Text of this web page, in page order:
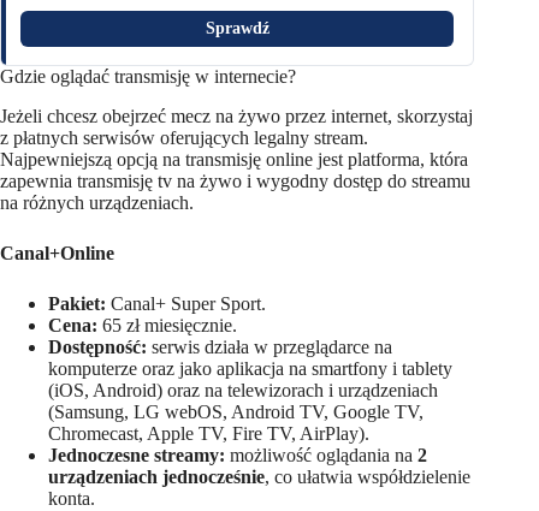
Sprawdź
Gdzie oglądać transmisję w internecie?
Jeżeli chcesz obejrzeć mecz na żywo przez internet, skorzystaj
z płatnych serwisów oferujących legalny stream.
Najpewniejszą opcją na transmisję online jest platforma, która
zapewnia transmisję tv na żywo i wygodny dostęp do streamu
na różnych urządzeniach.
Canal+Online
Pakiet: Canal+ Super Sport.
Cena: 65 zł miesięcznie.
Dostępność: serwis działa w przeglądarce na
komputerze oraz jako aplikacja na smartfony i tablety
(iOS, Android) oraz na telewizorach i urządzeniach
(Samsung, LG webOS, Android TV, Google TV,
Chromecast, Apple TV, Fire TV, AirPlay).
Jednoczesne streamy: możliwość oglądania na 2
urządzeniach jednocześnie, co ułatwia współdzielenie
konta.